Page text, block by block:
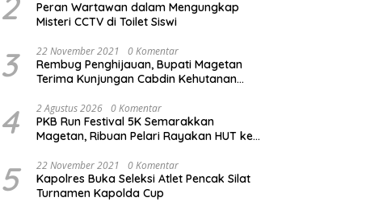
Peran Wartawan dalam Mengungkap
Misteri CCTV di Toilet Siswi
3 22 November 2021 0 Komentar
Rembug Penghijauan, Bupati Magetan
Terima Kunjungan Cabdin Kehutanan
4 2 Agustus 2026 0 Komentar
PKB Run Festival 5K Semarakkan
Magetan, Ribuan Pelari Rayakan HUT ke-
5 22 November 2021 0 Komentar
Kapolres Buka Seleksi Atlet Pencak Silat
Turnamen Kapolda Cup